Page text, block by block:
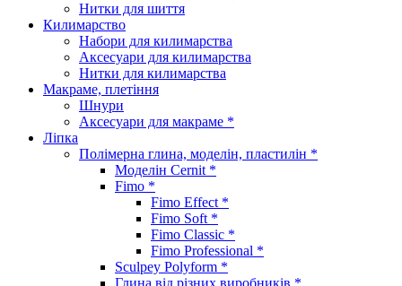
Нитки для шиття
Килимарство
Набори для килимарства
Аксесуари для килимарства
Нитки для килимарства
Макраме, плетіння
Шнури
Аксесуари для макраме *
Ліпка
Полімерна глина, моделін, пластилін *
Моделін Cernit *
Fimo *
Fimo Effect *
Fimo Soft *
Fimo Classic *
Fimo Professional *
Sculpey Polyform *
Глина від різних виробників *